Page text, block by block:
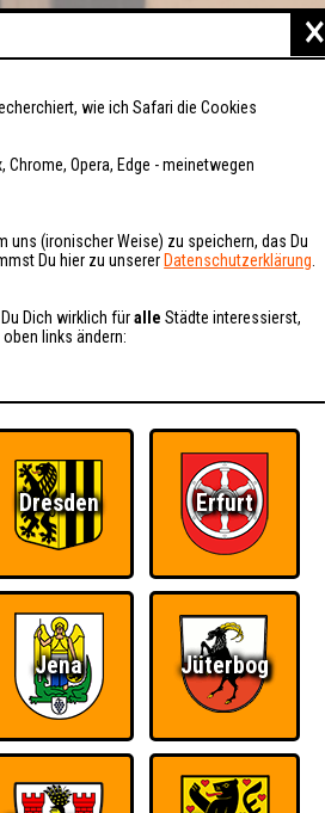
UNS
«
×
wie ich Safari die Cookies
Opera, Edge - meinetwegen
uns (ironischer Weise) zu speichern, das Du
Du hier zu unserer Datenschutzerklärung
Dich wirklich füralle Städte interessierst,
links ändern:
Dresden Erfurt
Jena Jüterbog